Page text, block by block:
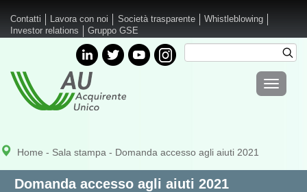
Contatti Lavora con noi Società trasparente
Whistleblowing
Investor relations
Gruppo GSE
Form di
Toggle
Home - Sala stampa - Domanda accesso agli aiuti 2021
Domanda accesso agli aiuti 2021